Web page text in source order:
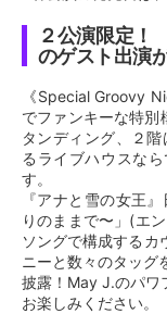
２公演限定！
のゲスト出演
《Special Groovy
でファンキーな特別
タンディング、２
るライブハウスな
す。
『アナと雪の女王
りのままで〜」(エ
ソングで構成するカ
ニーと数々のタッグ
披露！May J.のパワ
お楽しみください。